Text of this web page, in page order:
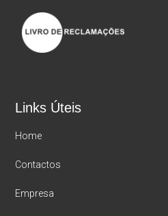
Links Úteis
Home
Contactos
Empresa